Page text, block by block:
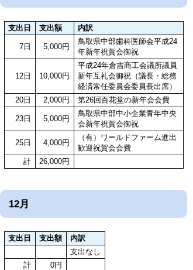
支出日 支出額 内訳
7日 5,000円
鳥取県中部歯科医師会平成24
年新年祝賀会御祝
12日 10,000円
平成24年倉吉商工会議所議員
新年互礼会御祝（議長・総務
経済常任委員会委員長出席）
20日
2,000円 第26回百花堂の新年会会費
23日 5,000円
鳥取県中部中小企業青年中央
会新年祝賀会御祝
25日 4,000円
（有）ワールドファーム進出
歓迎祝賀会会費
計
26,000円
12月
支出日 支出額
内訳
支出なし
計
0円